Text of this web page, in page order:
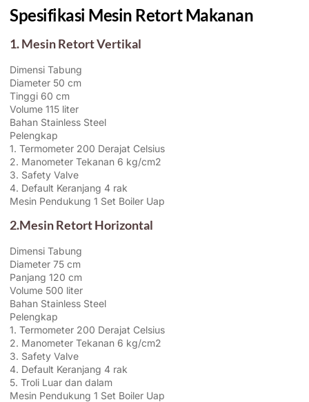
Spesifikasi Mesin Retort Makanan
1. Mesin Retort Vertikal
Dimensi Tabung
Diameter 50 cm
Tinggi 60 cm
Volume 115 liter
Bahan Stainless Steel
Pelengkap
1. Termometer 200 Derajat Celsius
2. Manometer Tekanan 6 kg/cm2
3. Safety Valve
4. Default Keranjang 4 rak
Mesin Pendukung 1 Set Boiler Uap
2.Mesin Retort Horizontal
Dimensi Tabung
Diameter 75 cm
Panjang 120 cm
Volume 500 liter
Bahan Stainless Steel
Pelengkap
1. Termometer 200 Derajat Celsius
2. Manometer Tekanan 6 kg/cm2
3. Safety Valve
4. Default Keranjang 4 rak
5. Troli Luar dan dalam
Mesin Pendukung 1 Set Boiler Uap